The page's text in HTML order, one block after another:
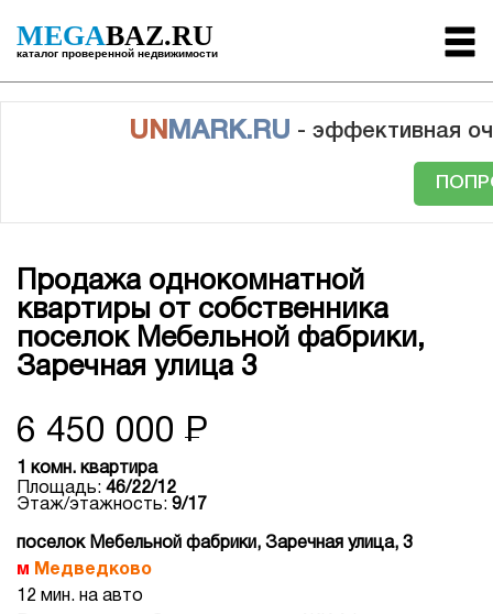
MEGABAZ.RU
каталог проверенной недвижимости
UN MARK.RU - эффективная
Продажа однокомнатной
квартиры от собственника
поселок Мебельной фабрики,
Заречная улица 3
6 450 000 Р
1 комн. квартира
Площадь: 46/22/12
Этаж/этажность: 9/17
поселок Мебельной фабрики, Заречная улица, 3
Медведково
12 мин. на авто